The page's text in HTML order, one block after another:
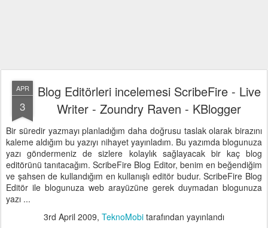
APR
3
Blog Editörleri incelemesi ScribeFire - Live
Writer - Zoundry Raven - KBlogger
Bir süredir yazmayı planladığım daha doğrusu taslak olarak birazını
kaleme aldığım bu yazıyı nihayet yayınladım. Bu yazımda blogunuza
yazı göndermeniz de sizlere kolaylık sağlayacak bir kaç blog
editörünü tanıtacağım. ScribeFire Blog Editor, benim en beğendiğim
ve şahsen de kullandığım en kullanışlı editör budur. ScribeFire Blog
Editör ile blogunuza web arayüzüne gerek duymadan blogunuza
yazı ...
3rd April 2009, TeknoMobi tarafından yayınlandı